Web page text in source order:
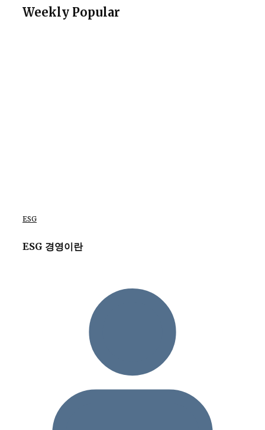
Weekly Popular
ESG
ESG 경영이란